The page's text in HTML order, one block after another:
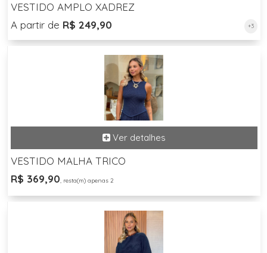
VESTIDO AMPLO XADREZ
A partir de R$ 249,90 +3
VESTIDO MALHA TRICO
R$ 369,90, resta(m) apenas 2